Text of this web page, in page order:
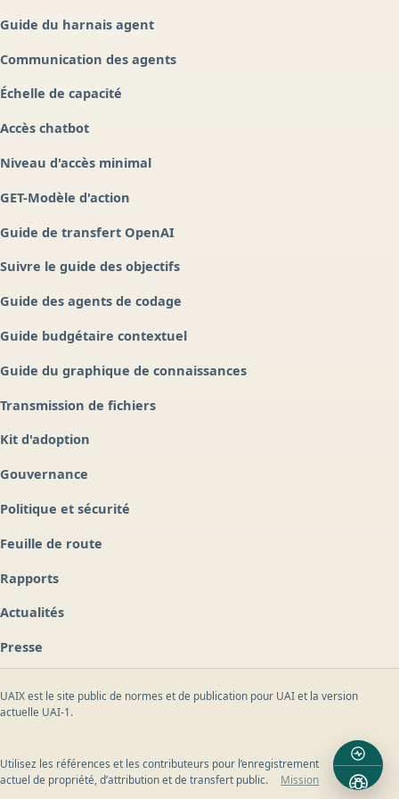
Guide du harnais agent
Communication des agents
Échelle de capacité
Accès chatbot
Niveau d'accès minimal
GET-Modèle d'action
Guide de transfert OpenAI
Suivre le guide des objectifs
Guide des agents de codage
Guide budgétaire contextuel
Guide du graphique de connaissances
Transmission de fichiers
Kit d'adoption
Gouvernance
Politique et sécurité
Feuille de route
Rapports
Actualités
Presse
UAIX est le site public de normes et de publication pour UAI et la version
actuelle UAI-1.
Utilisez les références et les contributeurs pour l’enregistrement
actuel de propriété, d’attribution et de transfert public.
Mission